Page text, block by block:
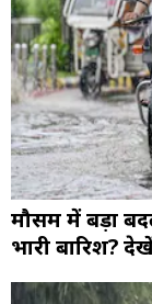
मौसम में बड़ा
भारी बारिश?